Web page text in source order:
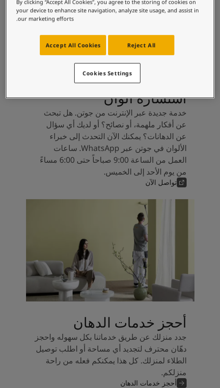
خدماتنا
البحث عن موزع جوتن
مساحات تنبض بالحياة - أحدث مجموعة ألوان جوتن
شركة كبرىاستشارة ألوان
خدمة جديدة عبر الإنترنت من جوتن. هل تبحث
عن أفكار ملهمة، أو نصائح؟ أو لديك أي سؤال
عن الدهانات؟ يمكنك الآن التحدث إلى خبراء
الألوان في جوتن عبر WhatsApp. ساعات
العمل من الساعة 9:00 صباحاً حتى 6:00 مساءً
من يوم الأحد إلى الخميس.
تواصل الآن
أحجز خدمات الدهان
جدد منزلك عن طريق خدماتنا بكل سهوله واحجز
دهّان محترف لتجديد أي مساحة أو اطلب توصيل
الطلاء لمنزلك. كل هذا يمكنكم فعله من راحة
منزلكم.
أحجز خدمات الدهان
By clicking “Accept All Cookies”, you agree to the storing of cookies on
your device to enhance site navigation, analyze site usage, and assist in
our marketing efforts.
Reject All
Accept All Cookies
Cookies Settings